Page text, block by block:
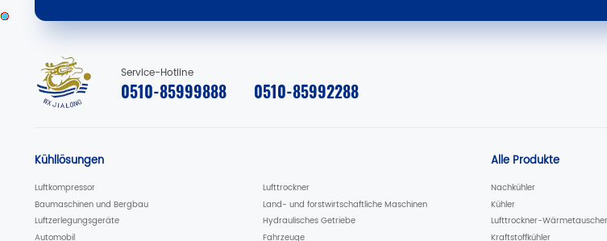
Service-Hotline
0510-85999888 0510-85992288
Kühllösungen
Luftkompressor
Lufttrockner
Baumaschinen und Bergbau
Land- und forstwirtschaftliche Maschinen
Luftzerlegungsgeräte
Hydraulisches Getriebe
Automobil
Fahrzeuge
Alle Produkte
Nachkühler
Kühler
Lufttrockner-Wärmetauscher
Kraftstoffkühler